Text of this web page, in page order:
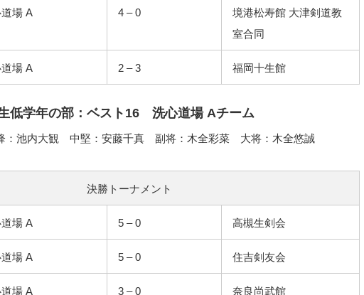
場 A 4 – 0
境港松寿館 大津剣道教
室合同
場 A 2 – 3 福岡十生館
低学年の部：ベスト16 洗心道場 Aチーム
：池内大観 中堅：安藤千真 副将：木全彩菜 大将：木全悠誠
決勝トーナメント
場 A 5 – 0 高槻生剣会
場 A 5 – 0 住吉剣友会
場 A 3 – 0 奈良尚武館